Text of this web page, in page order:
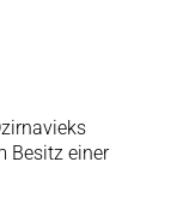
Besitz einer